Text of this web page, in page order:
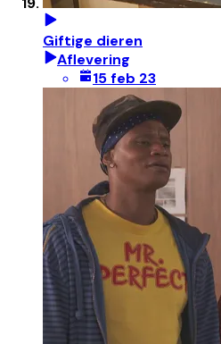
Giftige dieren
Aflevering
15 feb 23